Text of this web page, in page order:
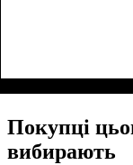
Покупці
вибирають